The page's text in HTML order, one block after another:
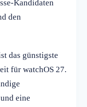
Kandidaten
den
das günstigste
für watchOS 27.
eine